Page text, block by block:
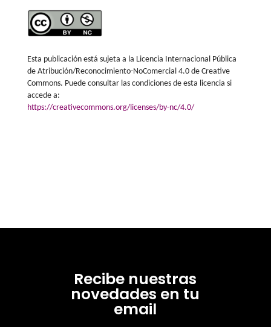
Esta publicación está sujeta a la Licencia Internacional Pública
de Atribución/Reconocimiento-NoComercial 4.0 de Creative
Commons. Puede consultar las condiciones de esta licencia si
accede a:
https://creativecommons.org/licenses/by-nc/4.0/
Recibe nuestras
novedades en tu
email